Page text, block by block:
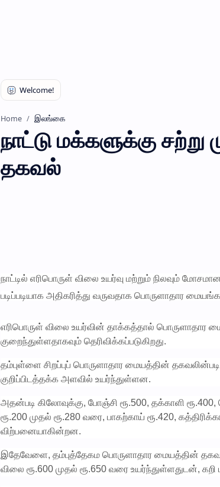
Home இலங்கை
நாட்டு மக்களுக்கு சற்று
தகவல்
நாட்டில் எரிபொருள் விலை உயர்வு மற்றும் நிலவும்
படிப்படியாக அதிகரித்து வருவதாக பொருளாதார
எரிபொருள் விலை உயர்வின் தாக்கத்தால் பொருளாதார
குறைந்துள்ளதாகவும் தெரிவிக்கப்படுகிறது.
தம்புள்ளை சிறப்புப் பொருளாதார மையத்தின்
குறிப்பிடத்தக்க அளவில் உயர்ந்துள்ளன.
அதன்படி கிலோவுக்கு, போஞ்சி ரூ.500, தக்காளி
ரூ.200 முதல் ரூ.280 வரை, பாகற்காய் ரூ.420,
விற்பனையாகின்றன.
இதேவேளை, தம்புத்தேகம பொருளாதார மையத்தின்
விலை ரூ.600 முதல் ரூ.650 வரை உயர்ந்துள்ளதுடன்,